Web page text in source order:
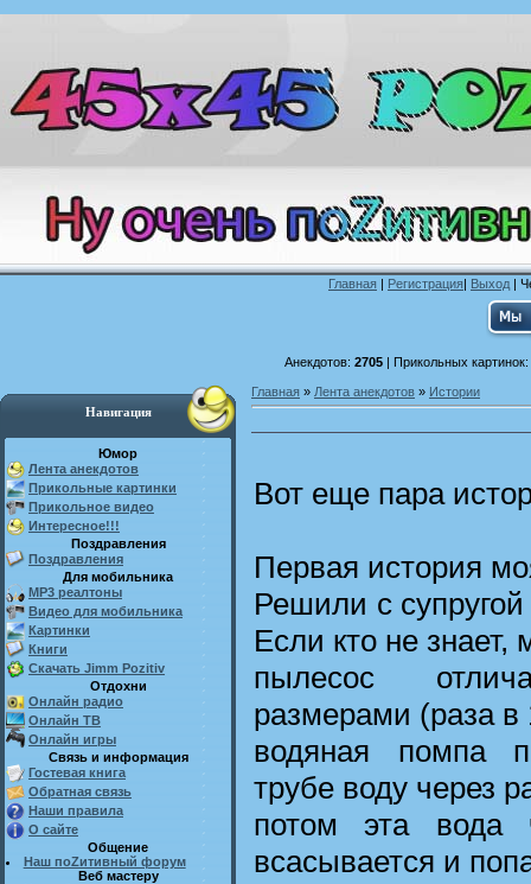
Главная | Регистрация| Выход |
Анекдотов: 2705| Прикольных картинок:
Навигация
Юмор
Лента анекдотов
Прикольные картинки
Прикольное видео
Интересное!!!
Поздравления
Поздравления
Для мобильника
MP3 реалтоны
Видео для мобильника
Картинки
Книги
Скачать Jimm Pozitiv
Отдохни
Онлайн радио
Онлайн ТВ
Онлайн игры
Связь и информация
Гостевая книга
Обратная связь
Наши правила
О сайте
Общение
Наш поZитивный форум
Веб мастеру
Главная » Лента анекдотов » Истории
Вот еще пара
Первая история
Решили с
Если кто не
пылесос
размерами (раза
водяная помпа
трубе воду через
потом эта вода
всасывается и